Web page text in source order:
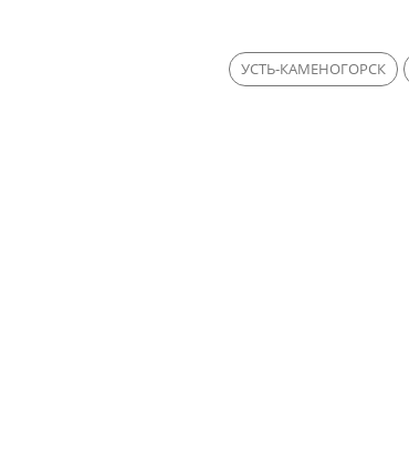
УСТЬ-КАМЕНОГОРСК